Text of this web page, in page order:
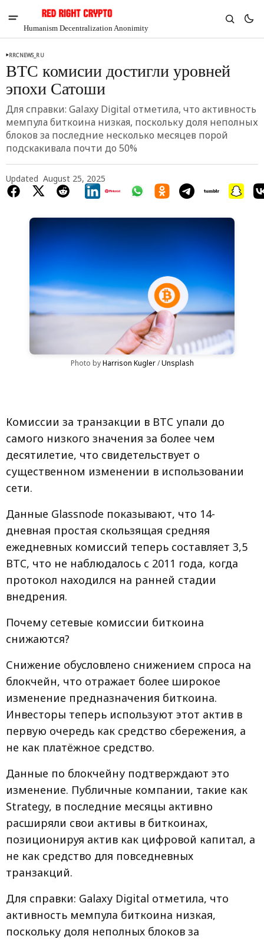
Humanism Decentralization Anonimity
$1.31
0.37%
RRCNEWS_RU
BTC комисии достигли уровней
эпохи Сатоши
Для справки: Galaxy Digital отметила, что активность
мемпула биткоина низкая, поскольку доля неполных
блоков за последние несколько месяцев порой
подскакивала почти до 50%
Updated August 25, 2025
Photo by Harrison Kugler / Unsplash
Комиссии за транзакции в BTC упали до
самого низкого значения за более чем
десятилетие, что свидетельствует о
существенном изменении в использовании
сети.
Данные Glassnode показывают, что 14-
дневная простая скользящая средняя
ежедневных комиссий теперь составляет 3,5
BTC, что не наблюдалось с 2011 года, когда
протокол находился на ранней стадии
внедрения.
Почему сетевые комиссии биткоина
снижаются?
Снижение обусловлено снижением спроса на
блокчейн, что отражает более широкое
изменение предназначения биткоина.
Инвесторы теперь используют этот актив в
первую очередь как средство сбережения, а
не как платёжное средство.
Данные по блокчейну подтверждают это
изменение. Публичные компании, такие как
Strategy, в последние месяцы активно
расширяли свои активы в биткоинах,
позиционируя актив как цифровой капитал, а
не как средство для повседневных
транзакций.
Для справки: Galaxy Digital отметила, что
активность мемпула биткоина низкая,
поскольку доля неполных блоков за